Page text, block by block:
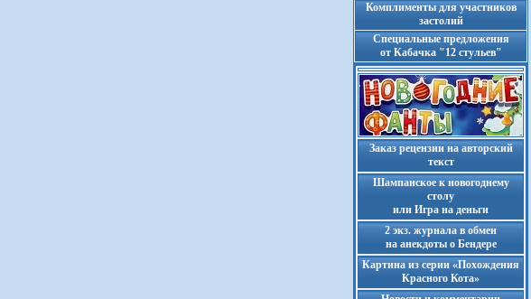
Комплименты для участников
застолий
Cпециальные предложения
от Кабачка "12 стульев"
Заказ рецензии на авторский
текст
Шампанское к новогоднему
столу
или Игра на деньги
2 экз. журнала в обмен
на анекдоты о Бендере
Картина из серии «Похождения
Красного Кота»